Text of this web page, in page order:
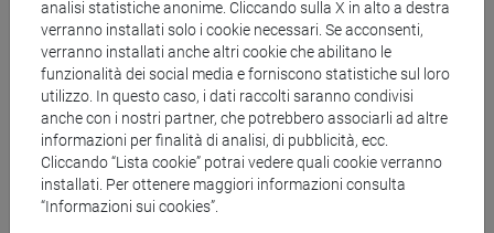
[ET30] COMMERCIO ESTERO E TURISMO -
Laurea
percorso comune
Struttura generale dell'insegnamento
analisi statistiche anonime. Cliccando sulla X in alto a destra
verranno installati solo i cookie necessari. Se acconsenti,
verranno installati anche altri cookie che abilitano le
funzionalità dei social media e forniscono statistiche sul loro
utilizzo. In questo caso, i dati raccolti saranno condivisi
anche con i nostri partner, che potrebbero associarli ad altre
informazioni per finalità di analisi, di pubblicità, ecc.
Cliccando “Lista cookie” potrai vedere quali cookie verranno
installati. Per ottenere maggiori informazioni consulta
“Informazioni sui cookies”.